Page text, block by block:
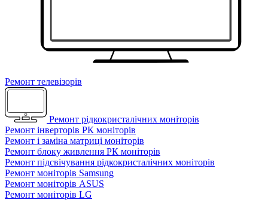
Ремонт телевізорів
Ремонт рідкокристалічних моніторів
Ремонт інверторів РК моніторів
Ремонт і заміна матриці моніторів
Ремонт блоку живлення РК моніторів
Ремонт підсвічування рідкокристалічних моніторів
Ремонт моніторів Samsung
Ремонт моніторів ASUS
Ремонт моніторів LG